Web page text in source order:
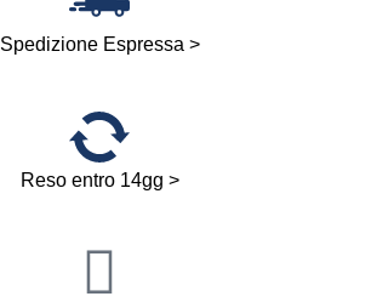
Spedizione Espressa >
Reso entro 14gg >